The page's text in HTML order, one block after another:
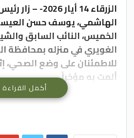
الزرقاء 14 أيار
الهاشمي، يوسف حسن
الخميس، النائب السابق
الغويري في منزله بمحافظة
للاطمئنان على وضع الصحي،
ألمت به مؤخراً.
ونقل العيسوي، خلال الزيارة،
أكمل القراءة